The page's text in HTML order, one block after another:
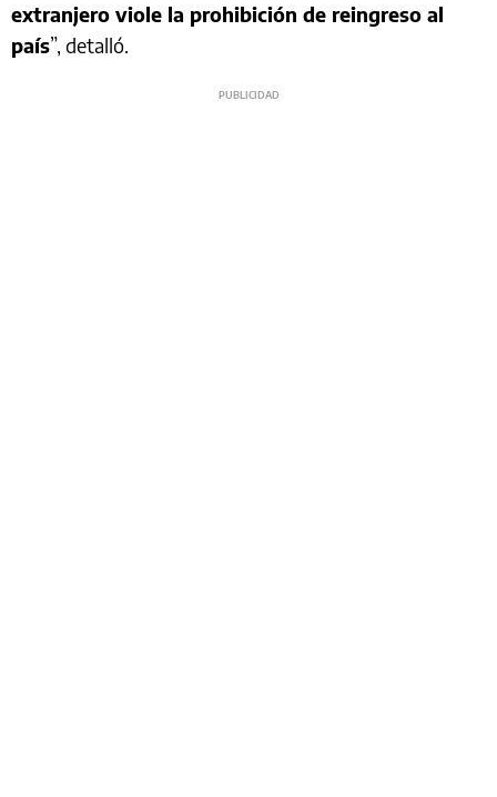
extranjero viole la prohibición de reingreso al
país”, detalló.